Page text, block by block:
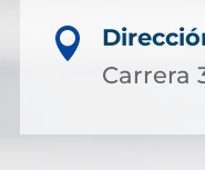

Carrera